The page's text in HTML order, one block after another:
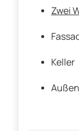
Zwei
Keller